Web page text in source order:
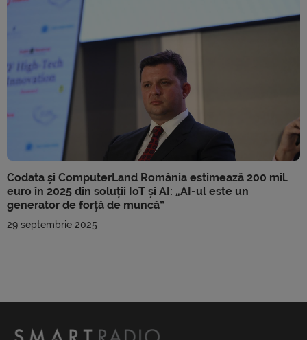
Codata și ComputerLand România estimează 200 mil.
euro în 2025 din soluții IoT și AI: „AI-ul este un
generator de forță de muncă”
29 septembrie 2025